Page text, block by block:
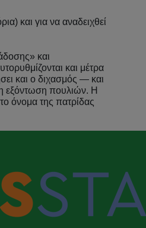
και για να αναδειχθεί
και
και μέτρα
και ο διχασμός — και
εξόντωση πουλιών. Η
όνομα της πατρίδας